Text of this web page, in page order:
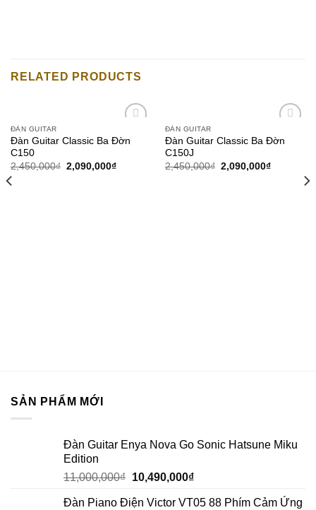
RELATED PRODUCTS
Add to
wishlist
ĐÀN GUITAR
Đàn Guitar Classic Ba Đờn
C150
2,450,000₫ 2,090,000₫
Add to
wishlist
ĐÀN GUITAR
Đàn Guitar Classic Ba Đờn
C150J
2,450,000₫ 2,090,000₫
SẢN PHẨM MỚI
Đàn Guitar Enya Nova Go Sonic Hatsune Miku
Edition
11,000,000₫ 10,490,000₫
Đàn Piano Điện Victor VT05 88 Phím Cảm Ứng